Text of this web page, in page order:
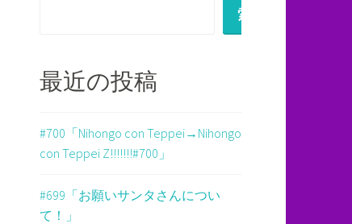
索
最近の投稿
#700「Nihongo con Teppei→Nihongo
con Teppei Z!!!!!!!#700」
#699「お願いサンタさんについ
て！」